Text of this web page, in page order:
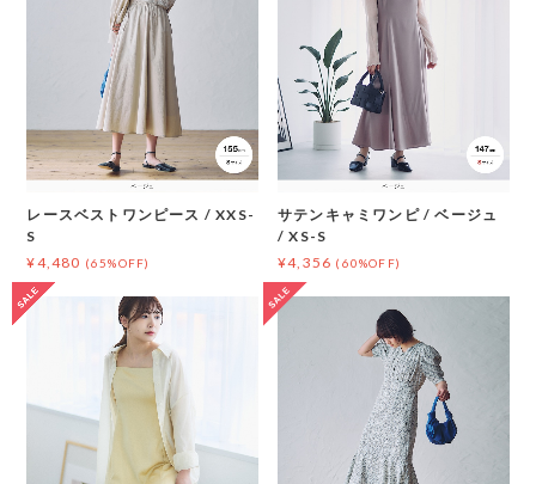
レースベストワンピース / XXS-
S
¥4,480 (65%OFF)
サテンキャミワンピ / ベージュ
/ XS-S
¥4,356 (60%OFF)